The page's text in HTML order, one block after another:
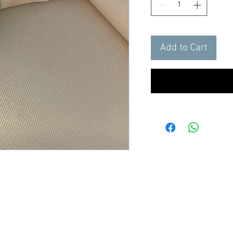
Add to Cart